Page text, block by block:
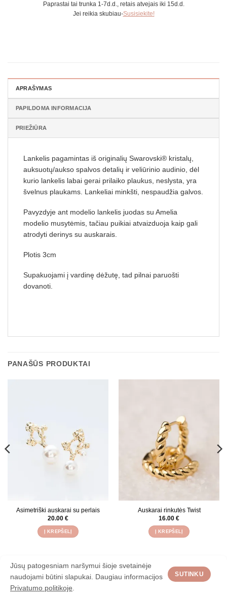
Paprastai tai trunka 1-7d.d., retais atvejais iki 15d.d.
Jei reikia skubiau-Susisiekite!
APRAŠYMAS
PAPILDOMA INFORMACIJA
PRIEŽIŪRA
Lankelis pagamintas iš originalių Swarovski® kristalų,
auksuotų/aukso spalvos detalių ir veliūrinio audinio, dėl
kurio lankelis labai gerai prilaiko plaukus, neslysta, yra
švelnus plaukams. Lankeliai minkšti, nespaudžia galvos.
Pavyzdyje ant modelio lankelis juodas su Amelia
modelio musytėmis, tačiau puikiai atvaizduoja kaip gali
atrodyti derinys su auskarais.
Plotis 3cm
Supakuojami į vardinę dėžutę, tad pilnai paruošti
dovanoti.
PANAŠŪS PRODUKTAI
Asimetriški auskarai su perlais
20.00 €
Į KREPŠELĮ
Auskarai rinkutės Twist
16.00 €
Į KREPŠELĮ
Jūsų patogesniam naršymui šioje svetainėje
naudojami būtini slapukai. Daugiau informacijos
Privatumo politikoje.
SUTINKU
APIE KONTAKTAI PRISTATYMAS TAISYKLĖS PAPUOŠALŲ NUOMA
Visos teisės saugomos 2026 ©